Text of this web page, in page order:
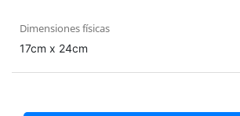
Dimensiones físicas
17cm x 24cm